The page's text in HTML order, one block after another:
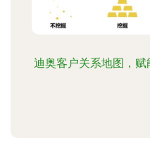
迪奥客户关系地图，